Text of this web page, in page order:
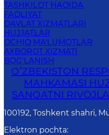
TASHKILOT HAQIDA
FAOLIYAT
DAVLAT XIZMATLARI
HUJJATLAR
OCHIQ MA'LUMOTLAR
AXBOROT XIZMATI
BOG‘LANISH
OʻZBEKISTON
MAHKAMASI
SANOATNI
100192, Toshkent shahri,
Elektron pochta: